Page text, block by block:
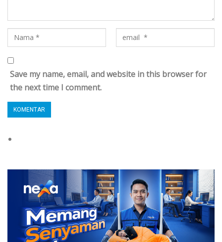
Save my name, email, and website in this browser for
the next time I comment.